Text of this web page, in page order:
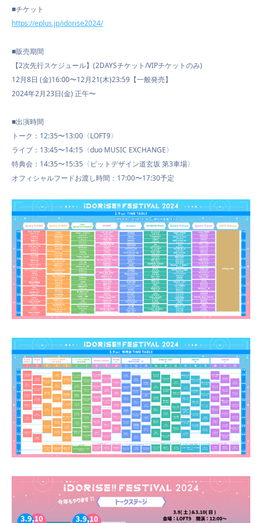
■チケット
https://eplus.jp/idorise2024/
■販売期間
【2次先行スケジュール】(2DAYSチケット/VIPチケットのみ)
12月8日 (金)16:00〜12月21(木)23:59【一般発売】
2024年2月23日(金) 正午〜
■出演時間
トーク：12:35〜13:00〈LOFT9〉
ライブ：13:45〜14:15〈duo MUSIC EXCHANGE〉
特典会：14:35〜15:35〈ピットデザイン道玄坂 第3車場〉
オフィシャルフードお渡し時間：17:00〜17:30予定